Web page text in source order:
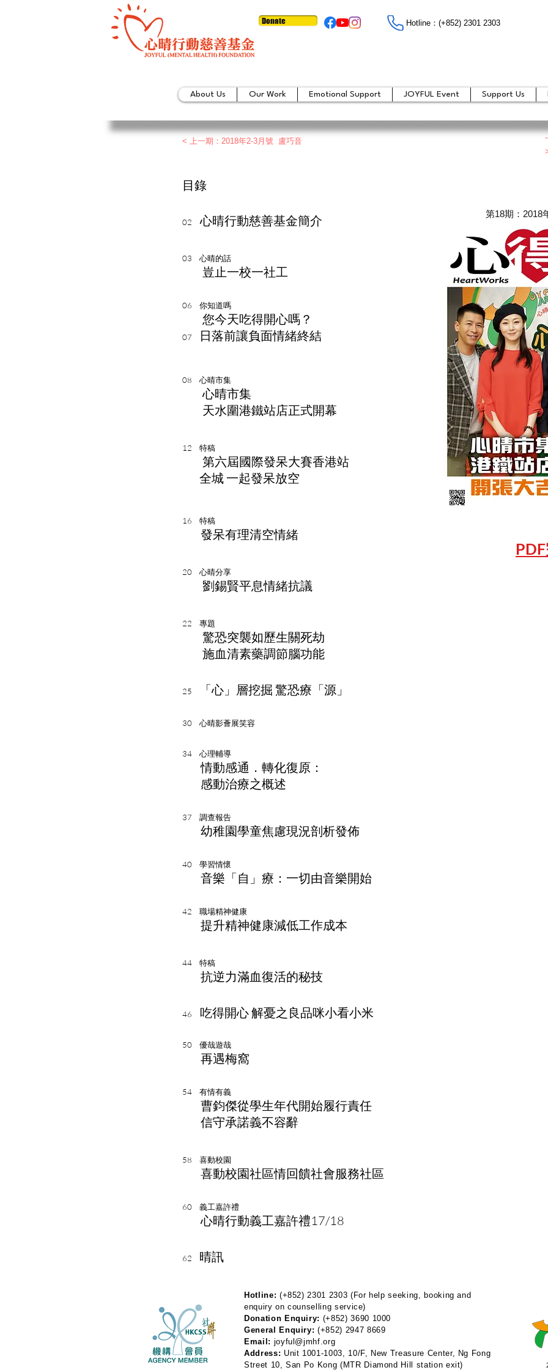
Donate Hotline：​​(+852) 2301 2303
About Us Our Work Emotional Support JOYFUL Event Support Us
< 上一期：2018年2-3月號 盧巧音
目錄
02 心晴行動慈善基金簡介
03 心晴的話
豈止一校一社工
06 你知道嗎
您今天吃得開心嗎？
07 日落前讓負面情緒終結
08 心晴市集
心晴市集
天水圍港鐵站店正式開幕
12 特稿
第六屆國際發呆大賽香港站
全城 一起發呆放空
16 特稿
發呆有理清空情緒
20 心晴分享
劉錫賢平息情緒抗議
22 專題
驚恐突襲如歷生關死劫
施血清素藥調節腦功能
25 「心」層挖掘 驚恐療「源」
30 心晴影薈展笑容
34 心理輔導
情動感通．轉化復原：
感動治療之概述
37 調查報告
幼稚園學童焦慮現況剖析發佈
40 學習情懷
音樂「自」療：一切由音樂開始
42 職場精神健康
提升精神健康減低工作成本
44 特稿
抗逆力滿血復活的秘技
46 吃得開心 解憂之良品咪小看小米
50 優哉遊哉
再遇梅窩
54 有情有義
曹鈞傑從學生年代開始履行責任
信守承諾義不容辭
58 喜動校園
喜動校園社區情回饋社會服務社區
60 義工嘉許禮
心晴行動義工嘉許禮17/18
62 晴訊
第18期：2018
Hotline: (+852) 2301 2303 (For help seeking, booking and
enquiry on counselling service)
Donation Enquiry: (+852) 3690 1000
General Enquiry: (+852) 2947 8669
Email: joyful@jmhf.org
Address: Unit 1001-1003, 10/F, New Treasure Center, Ng Fong
Street 10, San Po Kong (MTR Diamond Hill station exit)